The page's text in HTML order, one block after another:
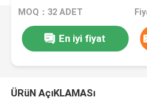
Enjeksiyonu
MOQ：32 ADET
En iyi fiyat
ÜRüN AçıKLAMASı